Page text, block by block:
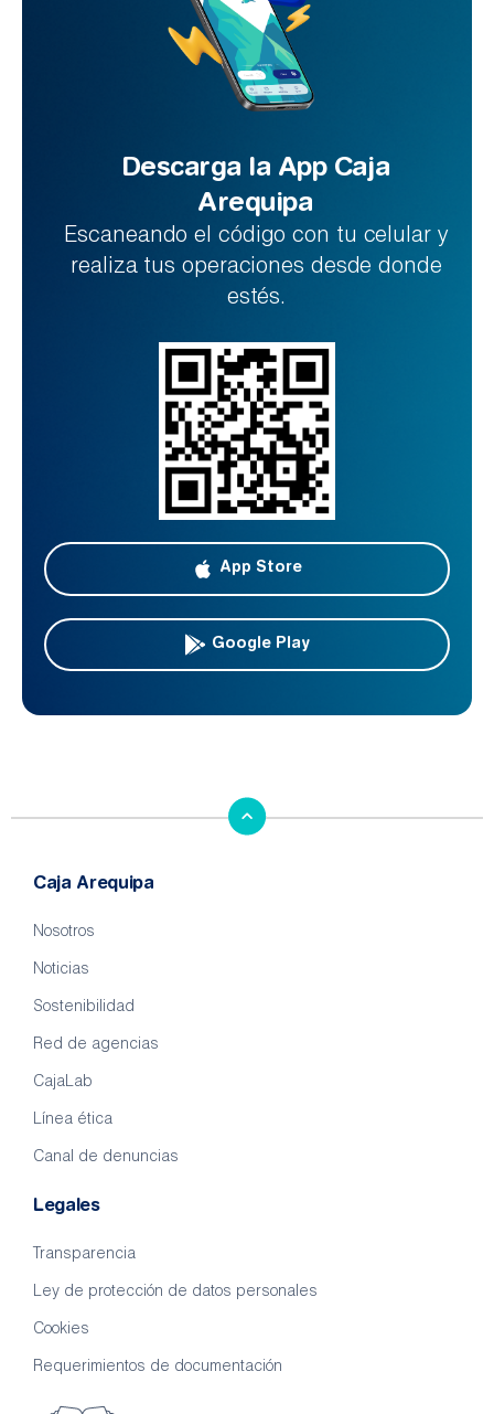
Descarga la App Caja
Arequipa
Escaneando el código con tu celular y
realiza tus operaciones desde donde
estés.
App Store
Google Play
Caja Arequipa
Nosotros
Noticias
Sostenibilidad
Red de agencias
CajaLab
Línea ética
Canal de denuncias
Legales
Transparencia
Ley de protección de datos personales
Cookies
Requerimientos de documentación